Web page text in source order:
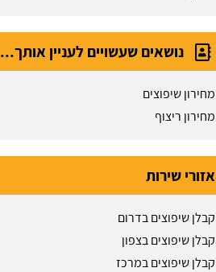
נושאים שעשויים לעניין אותך...
מחירון שיפוצים
מחירון ריצוף
אזורי שירות
קבלן שיפוצים בדרום
קבלן שיפוצים בצפון
קבלן שיפוצים במרכז